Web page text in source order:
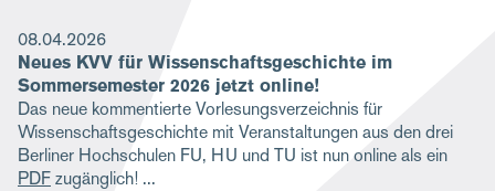
08.04.2026
Neues KVV für Wissenschaftsgeschichte im
Sommersemester 2026 jetzt online!
Das neue kommentierte Vorlesungsverzeichnis für
Wissenschaftsgeschichte mit Veranstaltungen aus den drei
Berliner Hochschulen FU, HU und TU ist nun online als ein
PDFzugänglich!